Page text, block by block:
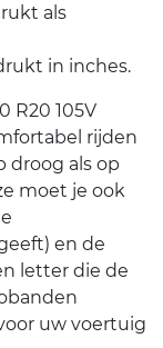
als
in inches.
R20 105V
rijden
droog als op
moet je ook
en de
letter die de
uw voertuig